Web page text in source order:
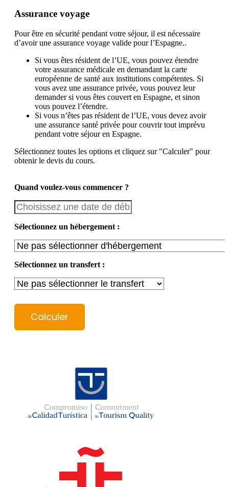
Assurance voyage
Pour être en sécurité pendant votre séjour, il est nécessaire
d’avoir une assurance voyage valide pour l’Espagne..
Si vous êtes résident de l’UE, vous pouvez étendre
votre assurance médicale en demandant la carte
européenne de santé aux institutions compétentes. Si
vous avez une assurance privée, vous pouvez leur
demander si vous êtes couvert en Espagne, et sinon
vous pouvez l’étendre.
Si vous n’êtes pas résident de l’UE, vous devez avoir
une assurance santé privée pour couvrir tout imprévu
pendant votre séjour en Espagne.
Sélectionnez toutes les options et cliquez sur "Calculer" pour
obtenir le devis du cours.
Quand voulez-vous commencer ?
Sélectionnez un hébergement :
Sélectionnez un transfert :
Calculer